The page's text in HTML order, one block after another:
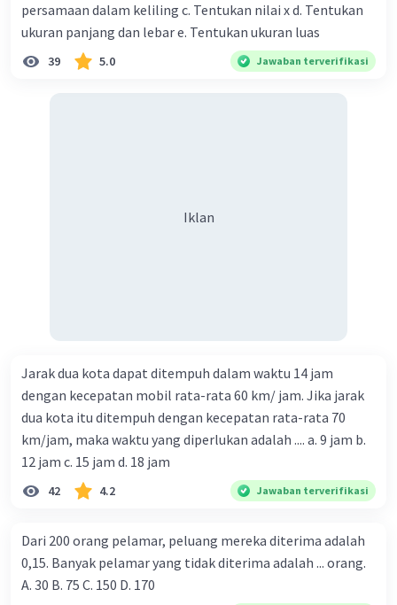
persamaan dalam keliling c. Tentukan nilai x d. Tentukan
ukuran panjang dan lebar e. Tentukan ukuran luas
39 5.0 Jawaban terverifikasi
Iklan
Jarak dua kota dapat ditempuh dalam waktu 14 jam
dengan kecepatan mobil rata-rata 60 km/ jam. Jika jarak
dua kota itu ditempuh dengan kecepatan rata-rata 70
km/jam, maka waktu yang diperlukan adalah .... a. 9 jam b.
12 jam c. 15 jam d. 18 jam
42 4.2 Jawaban terverifikasi
Dari 200 orang pelamar, peluang mereka diterima adalah
0,15. Banyak pelamar yang tidak diterima adalah ... orang.
A. 30 B. 75 C. 150 D. 170